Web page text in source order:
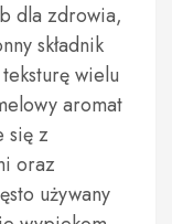
dla zdrowia,
składnik
wielu
aromat
się z
oraz
używany